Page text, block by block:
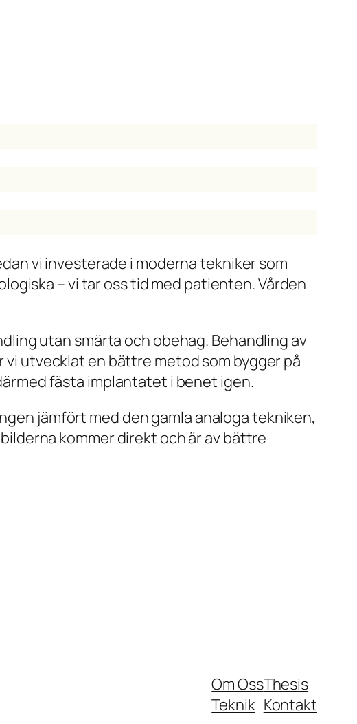
vi investerade i moderna tekniker som
– vi tar oss tid med patienten. Vården
utan smärta och obehag. Behandling av
utvecklat en bättre metod som bygger på
fästa implantatet i benet igen.
jämfört med den gamla analoga tekniken,
kommer direkt och är av bättre
Om Oss
Teknik
Thesis
Kontakt